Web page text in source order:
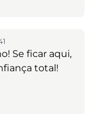
Se ficar aqui,
total!